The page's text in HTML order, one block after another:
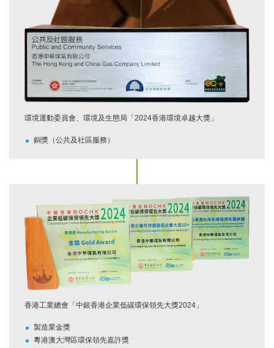
環境運動委員會、環境及生態局「2024香港環境卓越大獎」
銅獎（公共及社區服務）
香港工業總會「中銀香港企業低碳環保領先大獎2024」
製造業金獎
粵港澳大灣區環保領先嘉許獎